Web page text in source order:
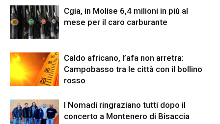
Cgia, in Molise 6,4 milioni in più al
mese per il caro carburante
Caldo africano, l’afa non arretra:
Campobasso tra le città con il bollino
rosso
I Nomadi ringraziano tutti dopo il
concerto a Montenero di Bisaccia